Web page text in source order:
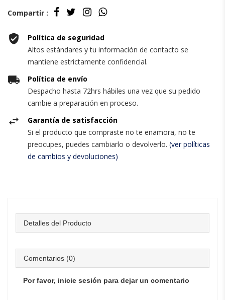
Compartir :
Política de seguridad
Altos estándares y tu información de contacto se
mantiene estrictamente confidencial.
Política de envío
Despacho hasta 72hrs hábiles una vez que su pedido
cambie a preparación en proceso.
Garantía de satisfacción
Si el producto que compraste no te enamora, no te
preocupes, puedes cambiarlo o devolverlo. (ver políticas
de cambios y devoluciones)
Detalles del Producto
Comentarios (0)
Por favor, inicie sesión para dejar un comentario